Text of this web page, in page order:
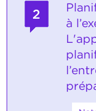
2
à